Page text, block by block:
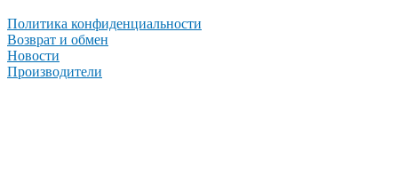
Политика конфиденциальности
Возврат и обмен
Новости
Производители